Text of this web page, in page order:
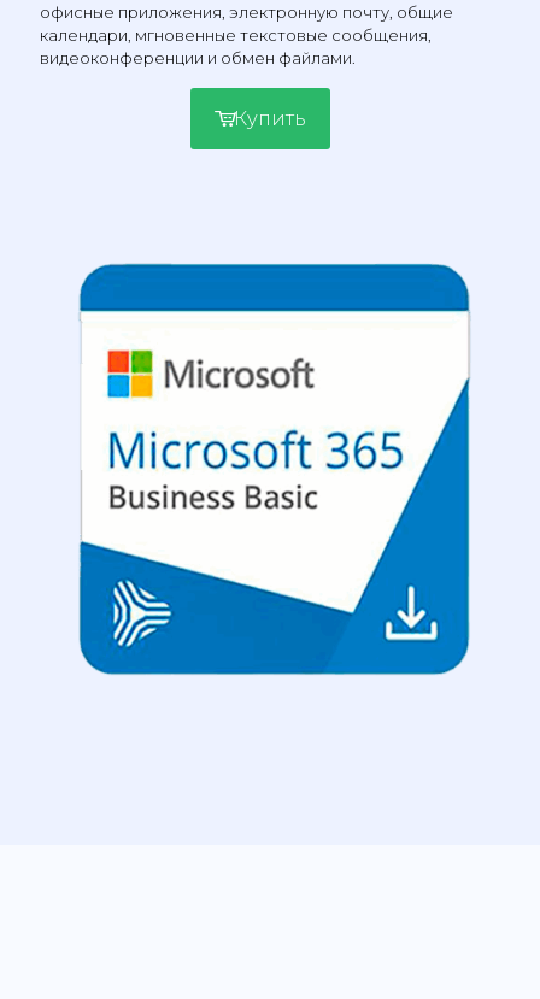
офисные приложения, электронную почту, общие
календари, мгновенные текстовые сообщения,
видеоконференции и обмен файлами.
Купить